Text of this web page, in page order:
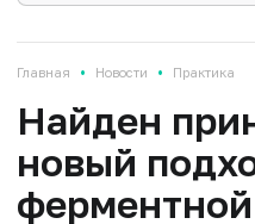
Главная • Новости • Практика
Найден
новый